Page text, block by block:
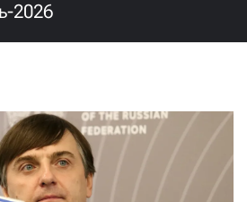
2026
свое гражданство РФ